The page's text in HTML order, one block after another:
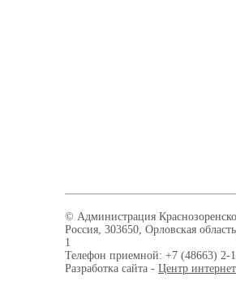
© Администрация
Россия, 303650, Орловская
1
Телефон приемной: +7 (48663) 2-
Разработка сайта - Центр